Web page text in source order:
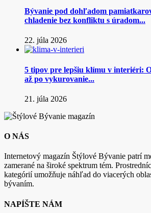
Bývanie pod dohľadom
chladenie bez konfliktu s úradom...
22. júla 2026
5 tipov pre lepšiu klímu v interiéri:
až po vykurovanie...
21. júla 2026
O NÁS
Internetový magazín Štýlové Bývanie patrí
zamerané na široké spektrum tém.
kategórií umožňuje náhľad do viacerých
bývaním.
NAPÍŠTE NÁM